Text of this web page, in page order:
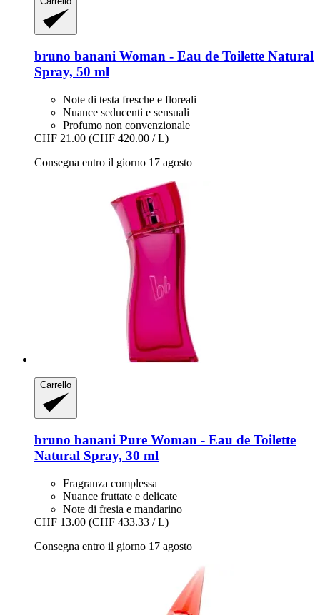
bruno banani Woman -​ Eau de Toilette Natural
Spray, 50 ml
Note di testa fresche e floreali
Nuance seducenti e sensuali
Profumo non convenzionale
CHF 21.00 (CHF 420.00 / L)
Consegna entro il giorno 17 agosto
Carrello
bruno banani Pure Woman -​ Eau de Toilette
Natural Spray, 30 ml
Fragranza complessa
Nuance fruttate e delicate
Note di fresia e mandarino
CHF 13.00 (CHF 433.33 / L)
Consegna entro il giorno 17 agosto